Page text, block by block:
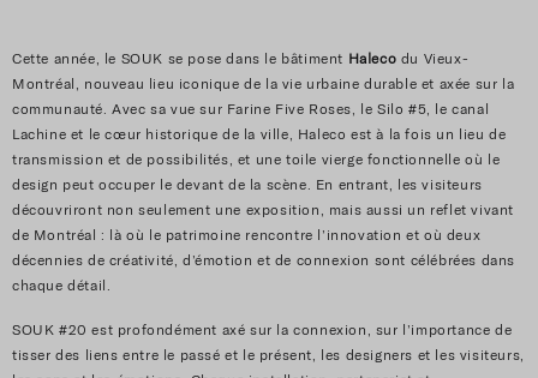
Cette année, le SOUK se pose dans le bâtiment Haleco du Vieux-
Montréal, nouveau lieu iconique de la vie urbaine durable et axée sur la
communauté. Avec sa vue sur Farine Five Roses, le Silo #5, le canal
Lachine et le cœur historique de la ville, Haleco est à la fois un lieu de
transmission et de possibilités, et une toile vierge fonctionnelle où le
design peut occuper le devant de la scène. En entrant, les visiteurs
découvriront non seulement une exposition, mais aussi un reflet vivant
de Montréal : là où le patrimoine rencontre l’innovation et où deux
décennies de créativité, d’émotion et de connexion sont célébrées dans
chaque détail.
SOUK #20 est profondément axé sur la connexion, sur l’importance de
tisser des liens entre le passé et le présent, les designers et les visiteurs,